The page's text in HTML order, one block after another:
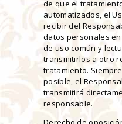
de que el
automatizados, el
recibir del
datos personales
de uso común y
transmitirlos a otro
tratamiento.
posible, el
transmitirá
responsable.